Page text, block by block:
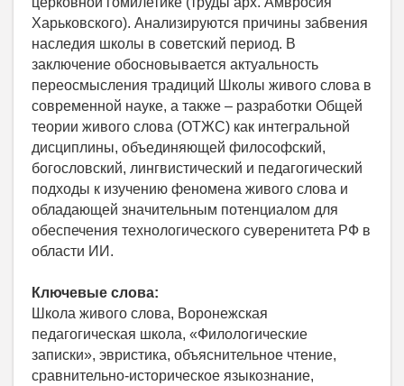
Харьковского). Анализируются причины забвения
наследия школы в советский период. В
заключение обосновывается актуальность
переосмысления традиций Школы живого слова в
современной науке, а также – разработки Общей
теории живого слова (ОТЖС) как интегральной
дисциплины, объединяющей философский,
богословский, лингвистический и педагогический
подходы к изучению феномена живого слова и
обладающей значительным потенциалом для
обеспечения технологического суверенитета РФ в
области ИИ.
Ключевые слова:
Школа живого слова, Воронежская
педагогическая школа, «Филологические
записки», эвристика, объяснительное чтение,
сравнительно-историческое языкознание,